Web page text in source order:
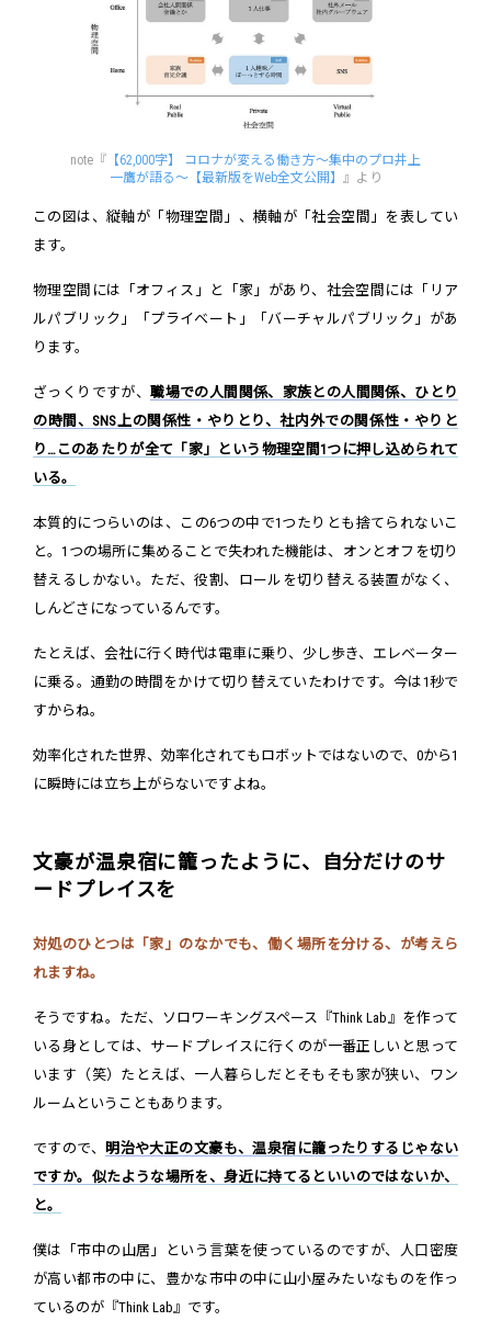
note『 【62,000字】 コロナが変える働き方〜集中のプロ井上
一鷹が語る〜【最新版をWeb全文公開】
』より
この図は、縦軸が「物理空間」、横軸が「社会空間」を表してい
ます。
物理空間には「オフィス」と「家」があり、社会空間には「リア
ルパブリック」「プライベート」「バーチャルパブリック」があ
ります。
ざっくりですが、職場での人間関係、家族との人間関係、ひとり
の時間、SNS上の関係性・やりとり、社内外での関係性・やりと
り…このあたりが全て「家」という物理空間1つに押し込められて
いる。
本質的につらいのは、この6つの中で1つたりとも捨てられないこ
と。1つの場所に集めることで失われた機能は、オンとオフを切り
替えるしかない。ただ、役割、ロールを切り替える装置がなく、
しんどさになっているんです。
たとえば、会社に行く時代は電車に乗り、少し歩き、エレベーター
に乗る。通勤の時間をかけて切り替えていたわけです。今は1秒で
すからね。
効率化された世界、効率化されてもロボットではないので、0から1
に瞬時には立ち上がらないですよね。
文豪が温泉宿に籠ったように、自分だけのサ
ードプレイスを
対処のひとつは「家」のなかでも、働く場所を分ける、が考えら
れますね。
そうですね。ただ、ソロワーキングスペース『Think Lab』を作って
いる身としては、サードプレイスに行くのが一番正しいと思って
います（笑）たとえば、一人暮らしだとそもそも家が狭い、ワン
ルームということもあります。
ですので、 明治や大正の文豪も、温泉宿に籠ったりするじゃない
ですか。似たような場所を、身近に持てるといいのではないか、
と。
僕は「市中の山居」という言葉を使っているのですが、人口密度
が高い都市の中に、豊かな市中の中に山小屋みたいなものを作っ
ているのが『Think Lab』です。